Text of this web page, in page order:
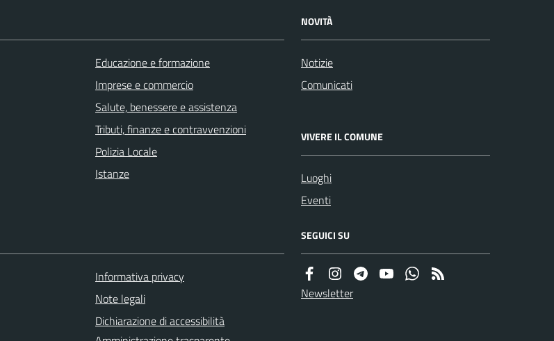
Educazione e formazione
Imprese e commercio
Salute, benessere e assistenza
Tributi, finanze e contravvenzioni
Polizia Locale
Istanze
NOVITÀ
Notizie
Comunicati
VIVERE IL COMUNE
Luoghi
Eventi
Informativa privacy
Note legali
Dichiarazione di accessibilità
SEGUICI SU
Newsletter